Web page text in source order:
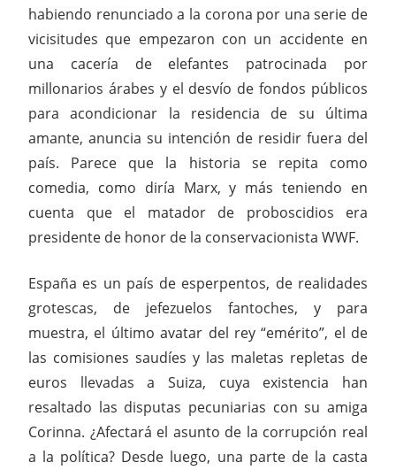
habiendo renunciado a la corona por una serie de
vicisitudes que empezaron con un accidente en
una cacería de elefantes patrocinada por
millonarios árabes y el desvío de fondos públicos
para acondicionar la residencia de su última
amante, anuncia su intención de residir fuera del
país. Parece que la historia se repita como
comedia, como diría Marx, y más teniendo en
cuenta que el matador de proboscidios era
presidente de honor de la conservacionista WWF.
España es un país de esperpentos, de realidades
grotescas, de jefezuelos fantoches, y para
muestra, el último avatar del rey “emérito”, el de
las comisiones saudíes y las maletas repletas de
euros llevadas a Suiza, cuya existencia han
resaltado las disputas pecuniarias con su amiga
Corinna. ¿Afectará el asunto de la corrupción real
a la política? Desde luego, una parte de la casta